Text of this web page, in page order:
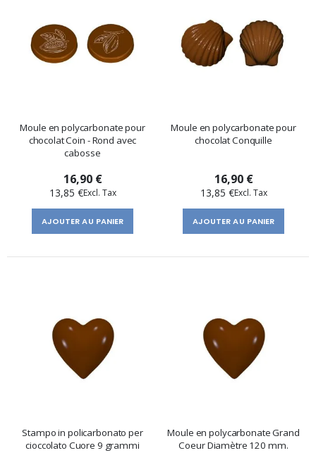
Moule en polycarbonate pour
chocolat Coin - Rond avec
cabosse
16,90 €
13,85 €
AJOUTER AU PANIER
Moule en polycarbonate pour
chocolat Conquille
16,90 €
13,85 €
AJOUTER AU PANIER
Stampo in policarbonato per
cioccolato Cuore 9 grammi
Moule en polycarbonate Grand
Coeur Diamètre 120 mm.